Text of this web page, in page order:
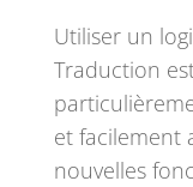
Utiliser un
Traduction
et facilement
nouvelles